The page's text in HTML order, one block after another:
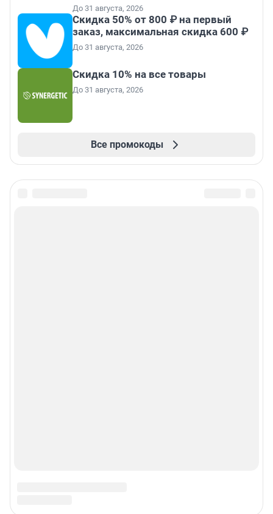
До 31 августа, 2026
Скидка 50% от 800 ₽ на первый
заказ, максимальная скидка 600 ₽
До 31 августа, 2026
Скидка 10% на все товары
До 31 августа, 2026
Все промокоды